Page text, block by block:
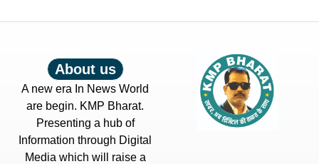
About us
A new era In News World
are begin. KMP Bharat.
Presenting a hub of
Information through Digital
Media which will raise a